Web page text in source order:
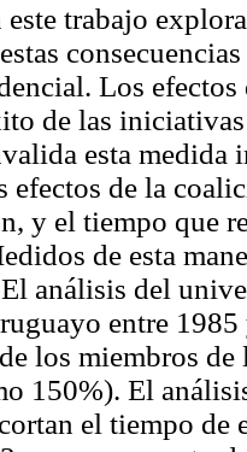
este trabajo
Los
de las
esta medida
efectos de la
y el tiempo que
de esta
análisis del
entre
los miembros
150%). El
el tiempo de